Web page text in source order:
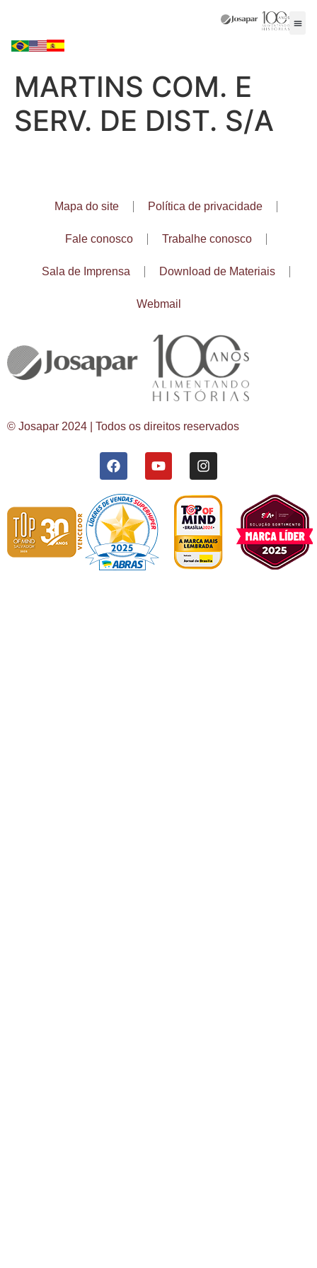
MARTINS COM. E
SERV. DE DIST. S/A
Mapa do site Política de privacidade
Fale conosco Trabalhe conosco
Sala de Imprensa Download de Materiais
Webmail
© Josapar 2024 | Todos os direitos reservados